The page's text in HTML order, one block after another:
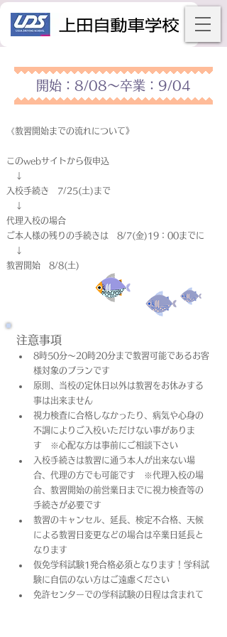
開始：8/08～卒業：9/04
《教習開始までの流れについて》
このwebサイトから仮申込
↓
入校手続き 7/25(土)まで
↓
代理入校の場合
ご本人様の残りの手続きは 8/7(金)19：00までに
↓
教習開始 8/8(土)
注意事項
8時50分～20時20分まで教習可能であるお客
様対象のプランです
原則、当校の定休日以外は教習をお休みする
事は出来ません
視力検査に合格しなかったり、病気や心身の
不調によりご入校いただけない事がありま
す　※心配な方は事前にご相談下さい
入校手続きは教習に通う本人が出来ない場
合、代理の方でも可能です　※代理入校の場
合、教習開始の前営業日までに視力検査等の
手続きが必要です
教習のキャンセル、延長、検定不合格、天候
による教習日変更などの場合は卒業日​延長と
なります
仮免学科試験1発合格必須となります！学科試
験に自信のない方はご遠慮ください
免許センターでの学科試験の日程は含まれて